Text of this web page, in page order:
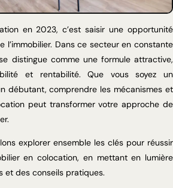
en 2023, c’est saisir une opportunité
l’immobilier. Dans ce secteur en constante
distingue comme une formule attractive,
et rentabilité. Que vous soyez un
débutant, comprendre les mécanismes et
peut transformer votre approche de
explorer ensemble les clés pour réussir
en colocation, en mettant en lumière
et des conseils pratiques.